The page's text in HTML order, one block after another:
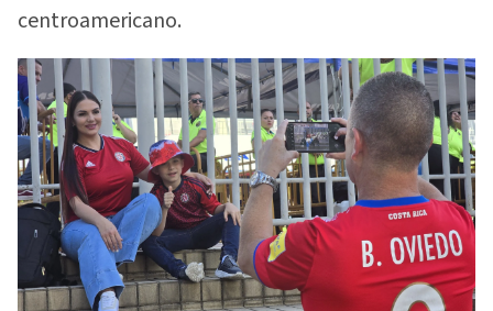
centroamericano.